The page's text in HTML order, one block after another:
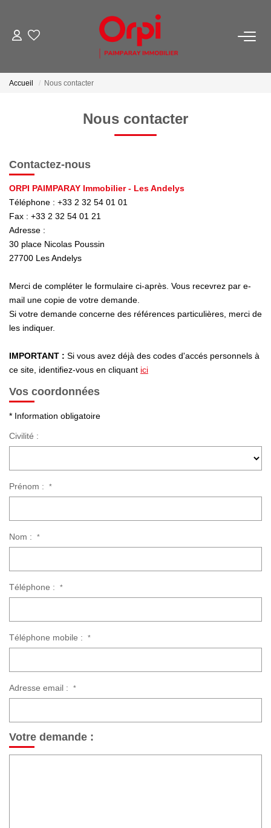
ESTIMER
Estimer En Ligne La Valeur De Mon Bien
Qui Sommes-Nous
Notre Équipe
Nos Témoignages
Nos Actualités
Nos Services Et Conseils
Accueil Nous contacter
Nous contacter
Contactez-nous
ORPI PAIMPARAY Immobilier - Les Andelys
Téléphone : +33 2 32 54 01 01
Fax : +33 2 32 54 01 21
Adresse :
30 place Nicolas Poussin
27700 Les Andelys
Merci de compléter le formulaire ci-après. Vous recevrez par e-
mail une copie de votre demande.
Si votre demande concerne des références particulières, merci de
les indiquer.
IMPORTANT : Si vous avez déjà des codes d'accés personnels à
ce site, identifiez-vous en cliquant ici
Vos coordonnées
* Information obligatoire
Civilité :
Prénom : *
Nom : *
Téléphone : *
Téléphone mobile : *
Adresse email : *
Votre demande :